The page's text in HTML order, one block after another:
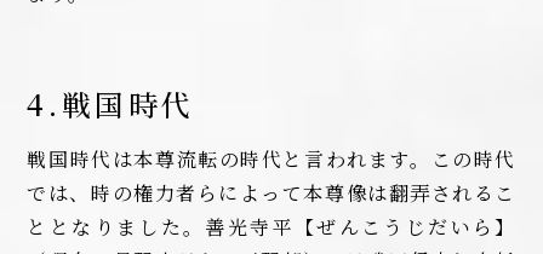
4.戦国時代
戦国時代は本尊流転の時代と言われます。この時代
では、時の権力者らによって本尊像は翻弄されるこ
ととなりました。善光寺平【ぜんこうじだいら】